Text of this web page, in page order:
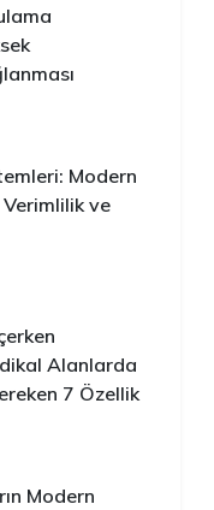
Modern
ve
Alanlarda
7 Özellik
Modern